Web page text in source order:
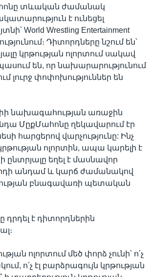
տևական ժամանակ
է ունեցել
World Wrestling Entertainment
Դիտորդները նշում են՝
կրթության ոլորտում սակավ
են, որ նախարարությունում
լուրջ փոփոխություններ են
նախագահության առաջին
ՄըքՄահոնը ղեկավարում էր
հարցերով վարչությունը: Ինչ
ոլորտին, ապա կարելի է
ընտրյալը եղել է մասնավոր
անդամ և կարճ ժամանակով
բնագավառի պետական
է դիտորդներին
ոլորտում մեծ փորձ չունի՝ ո՛չ
ո՛չ էլ բարձրագույն կրթության